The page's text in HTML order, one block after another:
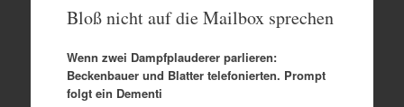
Bloß nicht auf die Mailbox sprechen
Wenn zwei Dampfplauderer parlieren:
Beckenbauer und Blatter telefonierten. Prompt
folgt ein Dementi